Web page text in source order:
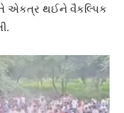
એકત્ર થઈને વૈકલ્પિક